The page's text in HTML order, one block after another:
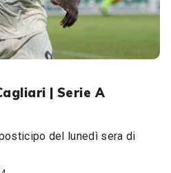
| Serie A
del lunedì sera di